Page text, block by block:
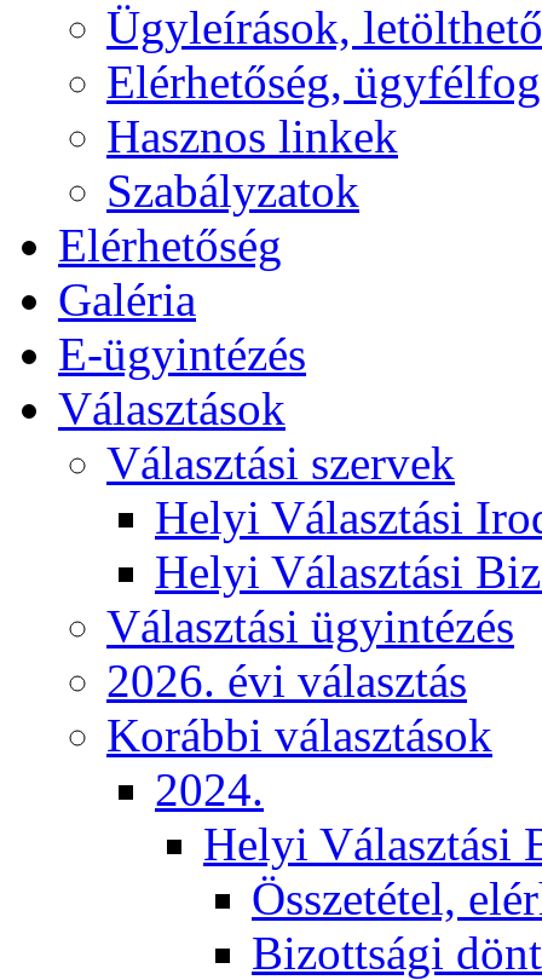
Ügyleírások,
Elérhetőség,
Hasznos linkek
Szabályzatok
Elérhetőség
Galéria
E-ügyintézés
Választások
Választási szervek
Helyi Választási
Helyi Választási
Választási ügyintézés
2026. évi választás
Korábbi választások
2024.
Helyi Választási
Összetétel,
Bizottsági